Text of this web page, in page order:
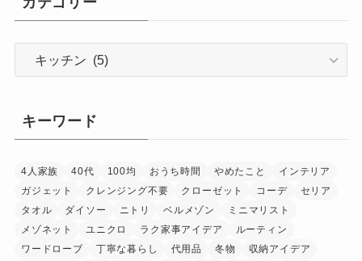
リ
キーワード
4人家族 40代 100均 おうち時間 やめたこと
インテリア
ガジェット
クレンジング不要 クローゼット コーデ
セリア
タオル
ダイソー ニトリ ベルメゾン
ミニマリスト
メゾネット
ユニクロ ラク家事アイデア
ルーティン
ワードローブ
丁寧な暮らし 代用品 冬物
収納アイデア